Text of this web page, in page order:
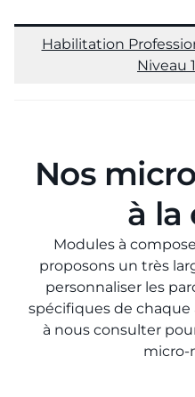
Habilitation
Niveau
Nos
à la
Modules à
proposons un très
personnaliser les
spécifiques de chaque
à nous consulter
micro-